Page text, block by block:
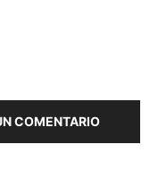
COMENTARIO